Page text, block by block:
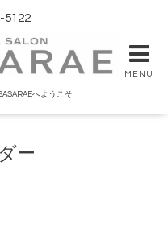
5122
MENU
へようこそ
ー